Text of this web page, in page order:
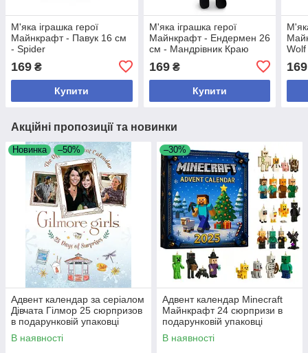
М'яка іграшка герої
Майнкрафт - Павук 16 см
- Spider
169 ₴
Купити
М'яка іграшка герої
Майнкрафт - Ендермен 26
см - Мандрівник Краю
169₴
Купити
Wolf
169
Акційні пропозиції та новинки
Новинка –50%
Адвент календар за серіалом
Дівчата Гілмор 25 сюрпризов
в подарунковій упаковці
В наявності
–30%
Адвент календар Minecraft
Майнкрафт 24 сюрпризи в
подарунковій упаковці
В наявності